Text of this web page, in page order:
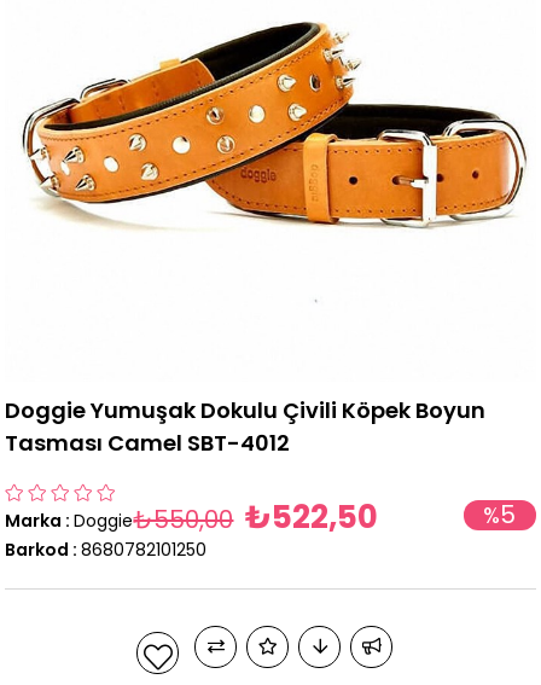
Doggie Yumuşak Dokulu Çivili Köpek Boyun
Tasması Camel SBT-4012
Marka : Doggie %5
₺550,00 ₺522,50
Barkod : 8680782101250